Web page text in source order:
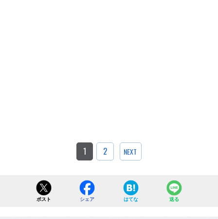
1 2 NEXT
ポスト シェア はてな 送る